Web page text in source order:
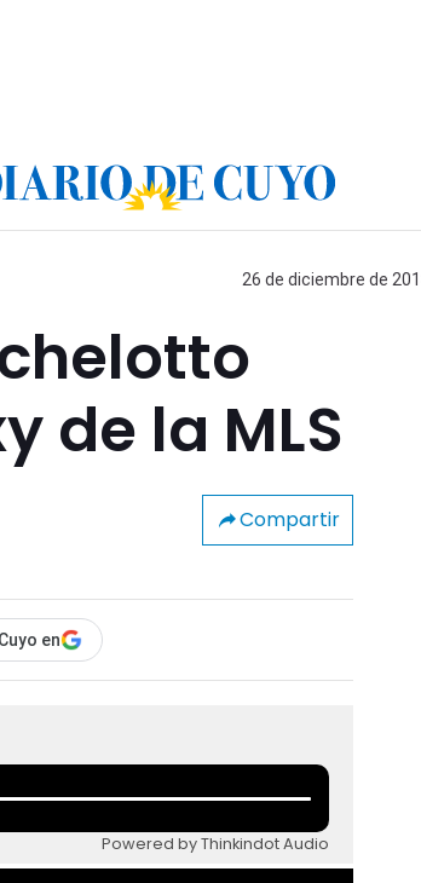
26 de diciembre de
de la MLS
Compartir
en
Powered by Thinkindot Audio